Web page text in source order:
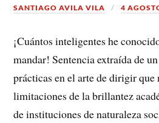
SANTIAGO AVILA VILA 4
¡Cuántos inteligentes he
mandar! Sentencia extraída de
prácticas en el arte de dirigir que
limitaciones de la brillantez
de instituciones de naturaleza